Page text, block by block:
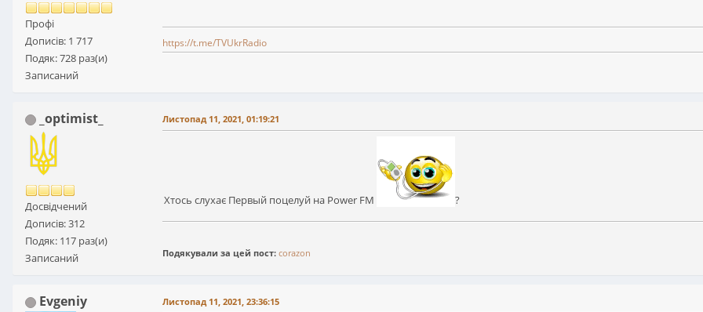
Профі
Дописів: 1 717
Подяк: 728 раз(и)
Записаний
https://t.me/TVUkrRadio
_optimist_
Досвідчений
Дописів: 312
Подяк: 117 раз(и)
Записаний
Листопад 11, 2021, 01:19:21
Хтось слухає Первый поцелуй на Power FM ?
Подякували за цей пост: corazon
Evgeniy Листопад 11, 2021, 23:36:15